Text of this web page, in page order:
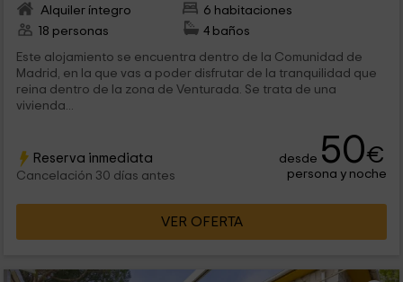
Alquiler íntegro
6 habitaciones
18 personas
4 baños
Este alojamiento se encuentra dentro de la Comunidad de
Madrid, en la que vas a poder disfrutar de la tranquilidad que
reina dentro de la zona de Venturada. Se trata de una
vivienda...
Reserva inmediata
Cancelación 30 días antes
desde 50€
persona y noche
VER OFERTA